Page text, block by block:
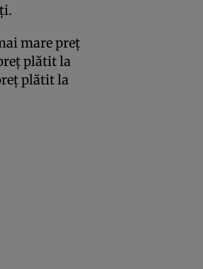
mare preţ
plătit la
plătit la